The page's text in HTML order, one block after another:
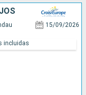
15/09/2026
incluidas